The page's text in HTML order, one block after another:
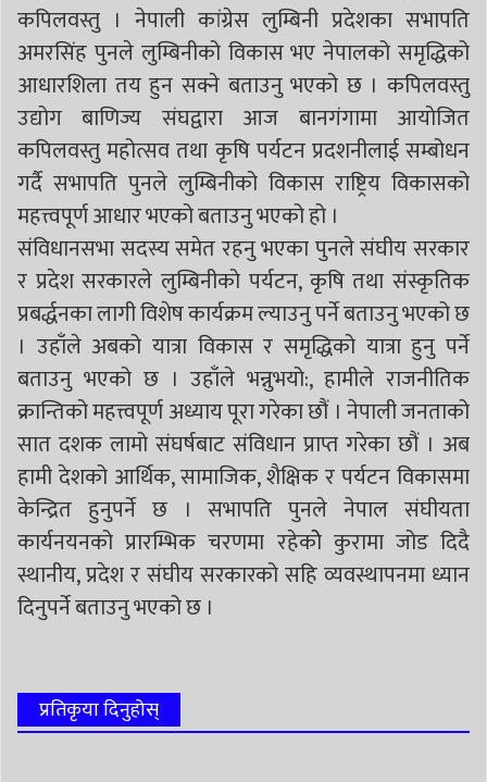
कपिलवस्तु । नेपाली कांग्रेस लुम्बिनी प्रदेशका सभापति
अमरसिंह पुनले लुम्बिनीको विकास भए नेपालको समृद्धिको
आधारशिला तय हुन सक्ने बताउनु भएको छ । कपिलवस्तु
उद्योग बाणिज्य संघद्वारा आज बानगंगामा आयोजित
कपिलवस्तु महोत्सव तथा कृषि पर्यटन प्रदशनीलाई सम्बोधन
गर्दै सभापति पुनले लुम्बिनीको विकास राष्ट्रिय विकासको
महत्त्वपूर्ण आधार भएको बताउनु भएको हो ।
संविधानसभा सदस्य समेत रहनु भएका पुनले संघीय सरकार
र प्रदेश सरकारले लुम्बिनीको पर्यटन, कृषि तथा संस्कृतिक
प्रबर्द्धनका लागी विशेष कार्यक्रम ल्याउनु पर्ने बताउनु भएको छ
। उहाँले अबको यात्रा विकास र समृद्धिको यात्रा हुनु पर्ने
बताउनु भएको छ । उहाँले भन्नुभयो:, हामीले राजनीतिक
क्रान्तिको महत्त्वपूर्ण अध्याय पूरा गरेका छौं । नेपाली जनताको
सात दशक लामो संघर्षबाट संविधान प्राप्त गरेका छौं । अब
हामी देशको आर्थिक, सामाजिक, शैक्षिक र पर्यटन विकासमा
केन्द्रित हुनुपर्ने छ । सभापति पुनले नेपाल संघीयता
कार्यनयनको प्रारम्भिक चरणमा रहेकोे कुरामा जोड दिदै
स्थानीय, प्रदेश र संघीय सरकारको सहि व्यवस्थापनमा ध्यान
दिनुपर्ने बताउनु भएको छ ।
प्रतिकृया दिनुहोस्